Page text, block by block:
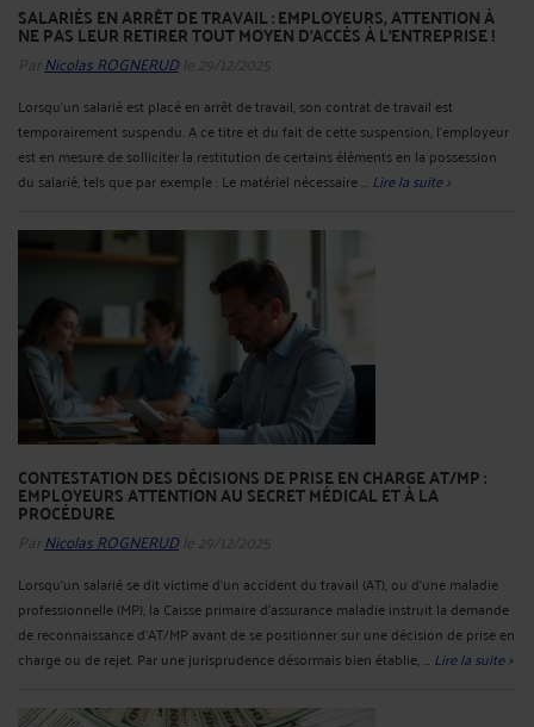
SALARIÉS EN ARRÊT DE TRAVAIL : EMPLOYEURS, ATTENTION À
NE PAS LEUR RETIRER TOUT MOYEN D’ACCÈS À L’ENTREPRISE !
Par Nicolas ROGNERUDle 29/12/2025
Lorsqu’un salarié est placé en arrêt de travail, son contrat de travail est
temporairement suspendu. A ce titre et du fait de cette suspension, l’employeur
est en mesure de solliciter la restitution de certains éléments en la possession
du salarié, tels que par exemple : Le matériel nécessaire ... Lire la suite >
CONTESTATION DES DÉCISIONS DE PRISE EN CHARGE AT/MP :
EMPLOYEURS ATTENTION AU SECRET MÉDICAL ET À LA
PROCÉDURE
Par Nicolas ROGNERUDle 29/12/2025
Lorsqu’un salarié se dit victime d’un accident du travail (AT), ou d’une maladie
professionnelle (MP), la Caisse primaire d’assurance maladie instruit la demande
de reconnaissance d’AT/MP avant de se positionner sur une décision de prise en
charge ou de rejet. Par une jurisprudence désormais bien établie, ... Lire la suite >